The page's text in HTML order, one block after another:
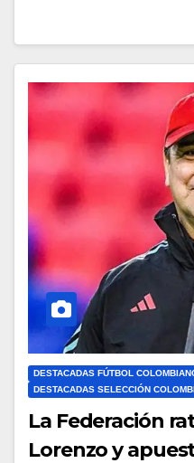
DESTACADAS FÚTBOL
DESTACADAS SELECCIÓN
La Federación
Lorenzo y